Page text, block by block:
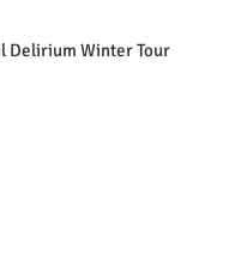
Delirium Winter Tour